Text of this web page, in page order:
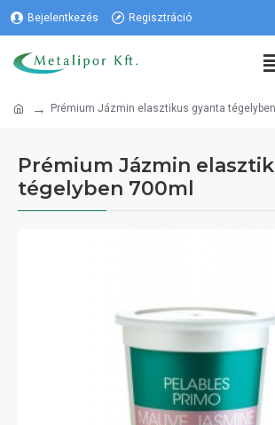
Bejelentkezés Regisztráció
Prémium Jázmin elasztikus gyanta
Prémium Jázmin
tégelyben 700ml